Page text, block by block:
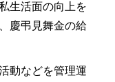
生活面の向上を
慶弔見舞金の給
動などを管理運